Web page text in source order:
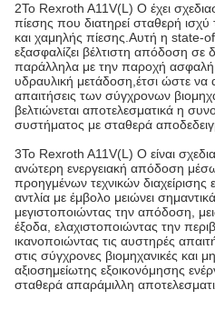
2Το Rexroth A11V(L) O έχει
πίεσης που διατηρεί σταθερή
και χαμηλής πίεσης.Αυτή η state-
εξασφαλίζει βέλτιστη απόδοση σε
παράλληλα με την παροχή ασφαλή,
υδραυλική μετάδοση,έτσι ώστε να
απαιτήσεις των σύγχρονων
βελτιώνεται αποτελεσματικά η
συστήματος με σταθερά
3Το Rexroth A11V(L) O είναι
ανώτερη ενεργειακή απόδοση
προηγμένων τεχνικών διαχείρισης
αντλία με έμβολο μειώνει
μεγιστοποιώντας την απόδοση,
έξοδα, ελαχιστοποιώντας την
ικανοποιώντας τις αυστηρές
στις σύγχρονες βιομηχανικές και
αξιοσημείωτης εξοικονόμησης
σταθερά απαράμιλλη